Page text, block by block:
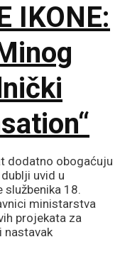
IKONE:
dodatno obogaćuju
uvid u
službenika 18.
ministarstva
projekata za
nastavak